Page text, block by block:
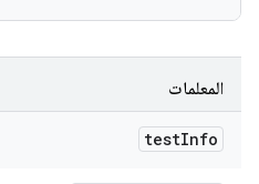
المعلمات
testInfo